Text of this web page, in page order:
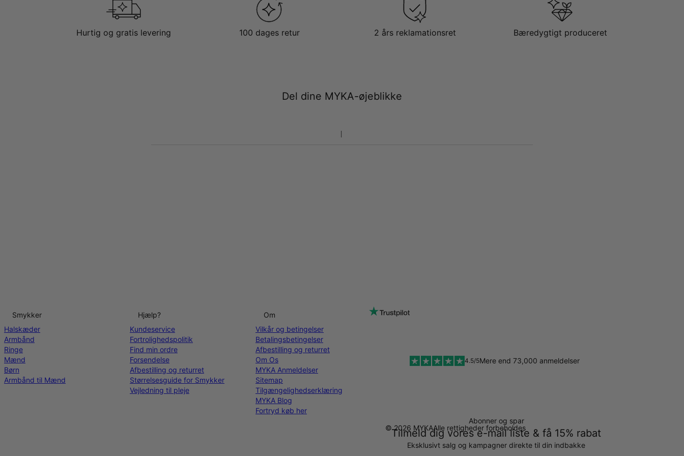
Hurtig og gratis levering 100 dages retur 2 års reklamationsret Bæredygtigt produceret
Del dine MYKA-øjeblikke
Abonner og spar
Tilmeld dig vores e-mail liste & få 15% rabat
Eksklusivt salg og kampagner direkte til din indbakke
Smykker
Halskæder
Armbånd
Ringe
Mænd
Børn
Armbånd til Mænd
Hjælp?
Kundeservice
Fortrolighedspolitik
Find min ordre
Forsendelse
Afbestilling og returret
Størrelsesguide for Smykker
Vejledning til pleje
Om
Vilkår og betingelser
Betalingsbetingelser
Afbestilling og returret
Om Os
MYKA Anmeldelser
Sitemap
Tilgængelighedserklæring
MYKA Blog
Fortryd køb her
4.5/5Mere end 73,000 anmeldelser
© 2026 MYKAAlle rettigheder forbeholdes